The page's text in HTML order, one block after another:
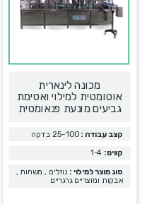
מכונה לינארית
אוטומטית למילוי ואטימת
גביעים מונעת פנאומטית
קצב עבודה : 25-100 בדקה
קווים:
סוג מוצר למילוי : נוזלים , משחות ,
אבקות ומוצריים גרגריים